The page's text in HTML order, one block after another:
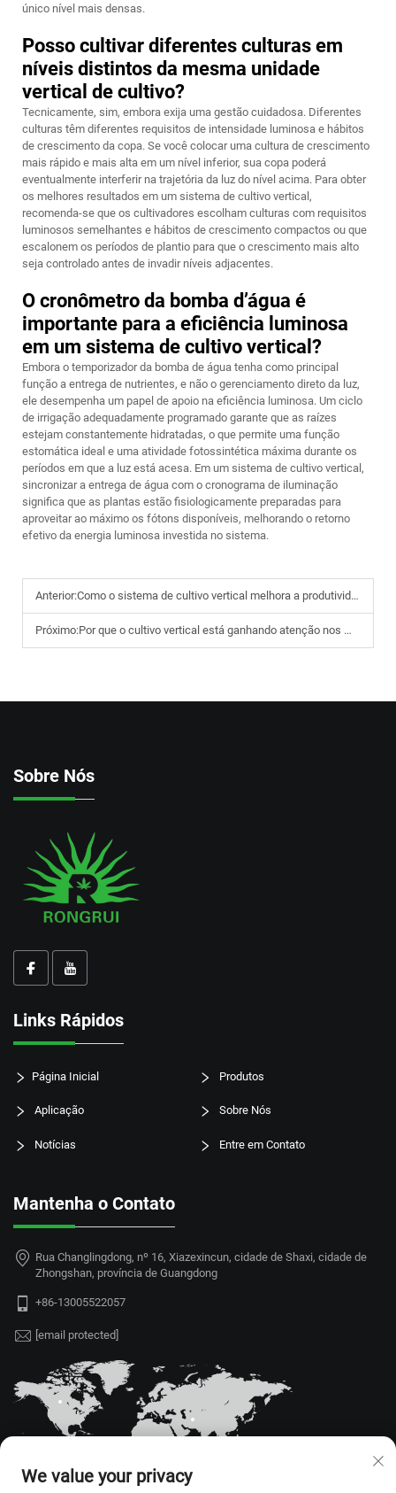
único nível mais densas.
Posso cultivar diferentes culturas em
níveis distintos da mesma unidade
vertical de cultivo?
Tecnicamente, sim, embora exija uma gestão cuidadosa. Diferentes
culturas têm diferentes requisitos de intensidade luminosa e hábitos
de crescimento da copa. Se você colocar uma cultura de crescimento
mais rápido e mais alta em um nível inferior, sua copa poderá
eventualmente interferir na trajetória da luz do nível acima. Para obter
os melhores resultados em um sistema de cultivo vertical,
recomenda-se que os cultivadores escolham culturas com requisitos
luminosos semelhantes e hábitos de crescimento compactos ou que
escalonem os períodos de plantio para que o crescimento mais alto
seja controlado antes de invadir níveis adjacentes.
O cronômetro da bomba d’água é
importante para a eficiência luminosa
em um sistema de cultivo vertical?
Embora o temporizador da bomba de água tenha como principal
função a entrega de nutrientes, e não o gerenciamento direto da luz,
ele desempenha um papel de apoio na eficiência luminosa. Um ciclo
de irrigação adequadamente programado garante que as raízes
estejam constantemente hidratadas, o que permite uma função
estomática ideal e uma atividade fotossintética máxima durante os
períodos em que a luz está acesa. Em um sistema de cultivo vertical,
sincronizar a entrega de água com o cronograma de iluminação
significa que as plantas estão fisiologicamente preparadas para
aproveitar ao máximo os fótons disponíveis, melhorando o retorno
efetivo da energia luminosa investida no sistema.
Anterior:Como o sistema de cultivo vertical melhora a produtividade das culturas em ambientes internos compactos
Próximo:Por que o cultivo vertical está ganhando atenção nos modelos de desenvolvimento da agricultura sustentável
Sobre Nós
Links Rápidos
Página Inicial Produtos
Aplicação Sobre Nós
Notícias Entre em Contato
Mantenha o Contato
Rua Changlingdong, nº 16, Xiazexincun, cidade de Shaxi, cidade de
Zhongshan, província de Guangdong
+86-13005522057
[email protected]
We value your privacy